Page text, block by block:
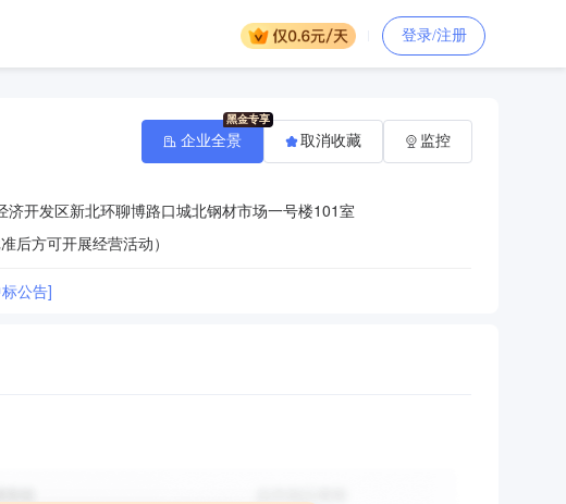
登录/注册
济开发区新北环聊博路口城北钢材市场一号楼101室
后方可开展经营活动）
公告]
企业全景 取消收藏 监控